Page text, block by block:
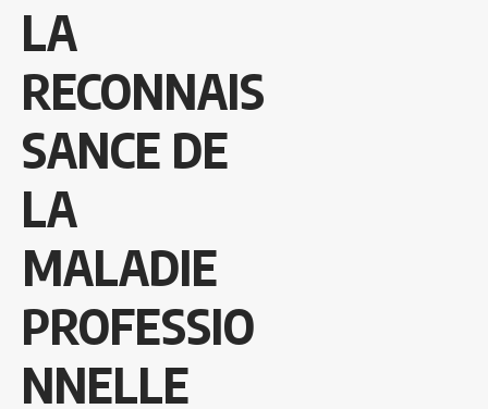
LA
RECONNAIS
SANCE DE
LA
MALADIE
PROFESSIO
NNELLE